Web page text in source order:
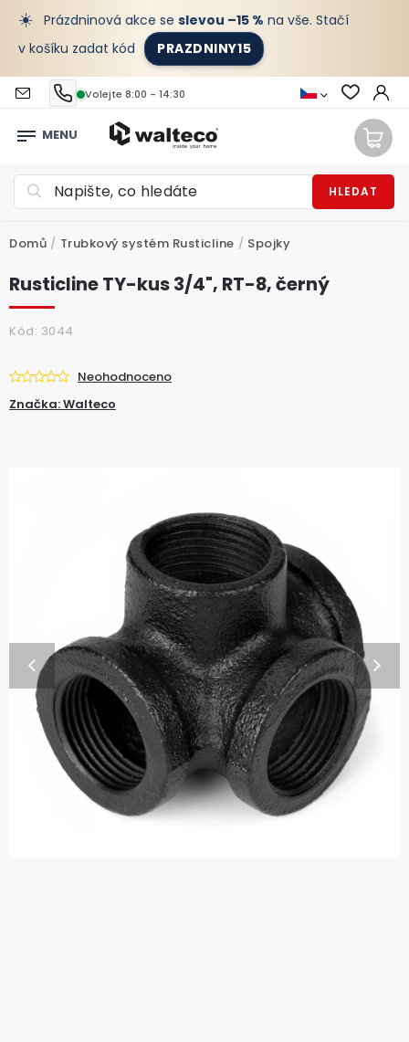
☀️ Prázdninová akce se slevou –15 % na vše. Stačí
v košíku zadat kód
PRAZDNINY15
Volejte 8:00 - 14:30
HLEDAT
Domů / Trubkový systém Rusticline / Spojky
Rusticline TY-kus 3/4", RT-8, černý
Kód: 3044
Neohodnoceno
Značka:Walteco